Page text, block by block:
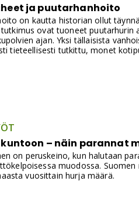
ja puutarhanhoito
on kautta historian ollut
ovat tuoneet puutarhurin
ajan. Yksi tällaisista
tieteellisesti tutkittu, monet
– näin parannat
on peruskeino, kun halutaan
muodossa.
vuosittain hurja määrä.